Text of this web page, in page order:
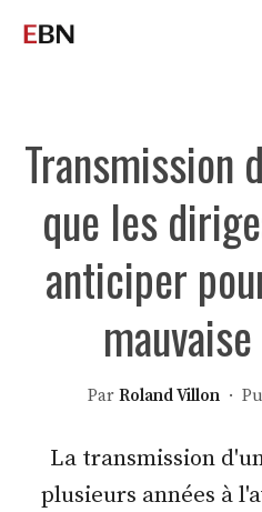
Transmission
que les
anticiper
Par Roland Villon ·
La transmission
plusieurs années à